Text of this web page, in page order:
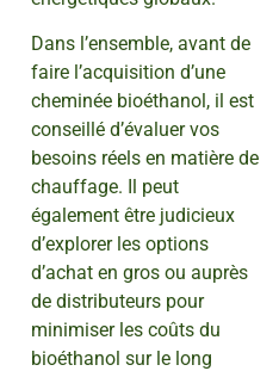
Dans l’ensemble, avant de
faire l’acquisition d’une
cheminée bioéthanol, il est
conseillé d’évaluer vos
besoins réels en matière de
chauffage. Il peut
également être judicieux
d’explorer les options
d’achat en gros ou auprès
de distributeurs pour
minimiser les coûts du
bioéthanol sur le long